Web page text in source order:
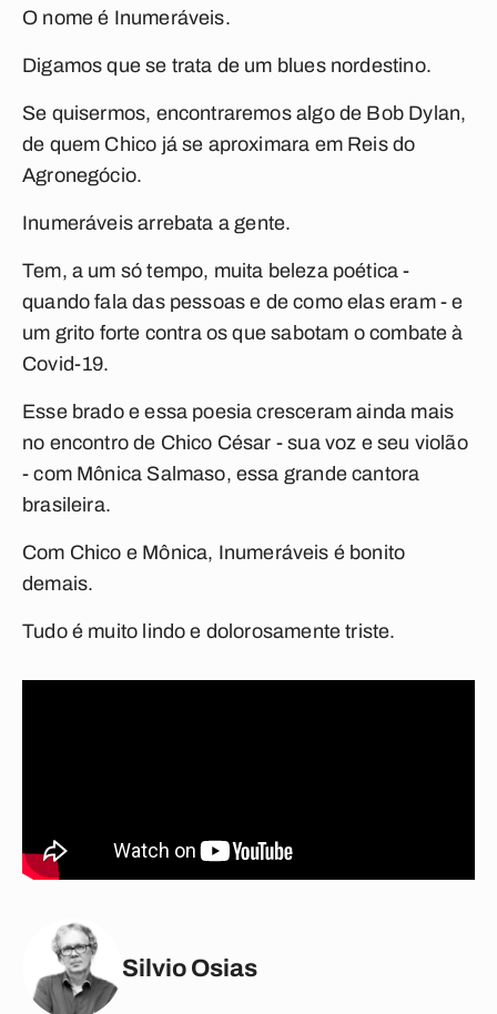
O nome é Inumeráveis.
Digamos que se trata de um blues nordestino.
Se quisermos, encontraremos algo de Bob Dylan,
de quem Chico já se aproximara em Reis do
Agronegócio.
Inumeráveisarrebata a gente.
Tem, a um só tempo, muita beleza poética -
quando fala das pessoas e de como elas eram - e
um grito forte contra os que sabotam o combate à
Covid-19.
Esse brado e essa poesia cresceram ainda mais
no encontro de Chico César - sua voz e seu violão
- com Mônica Salmaso, essa grande cantora
brasileira.
Com Chico e Mônica, Inumeráveis é bonito
demais.
Tudo é muito lindo e dolorosamente triste.
Silvio Osias